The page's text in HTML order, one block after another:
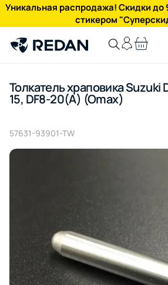
Уникальная распродажа! Скидки до
стикером
Толкатель храповика Suzuki
15, DF8-20(A) (Omax)
57631-93901-TW